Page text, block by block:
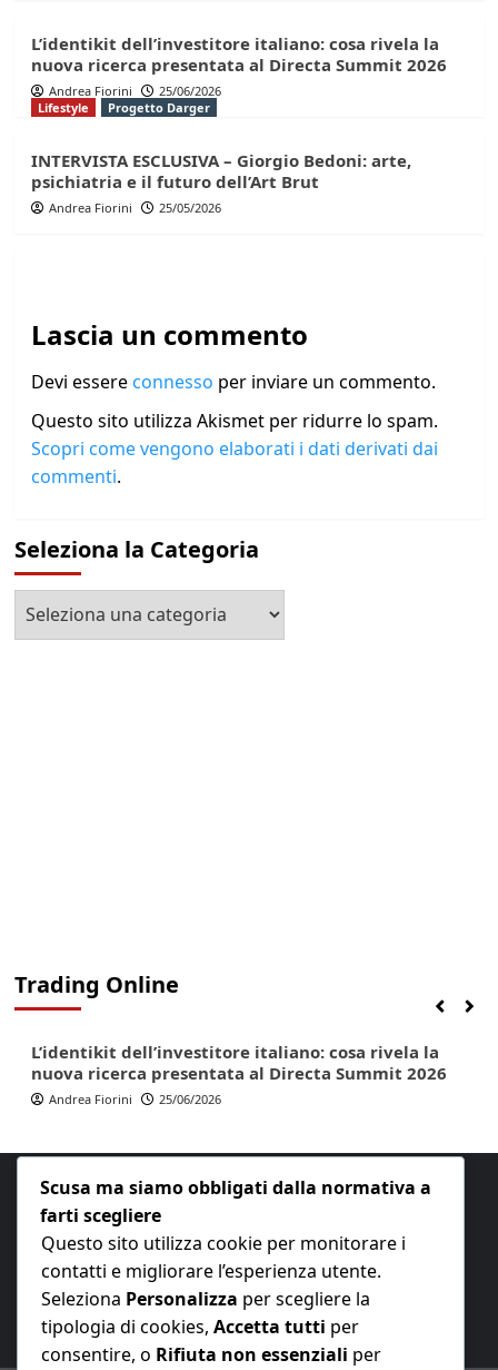
L’identikit dell’investitore italiano: cosa rivela la
nuova ricerca presentata al Directa Summit 2026
Andrea Fiorini
25/06/2026
Lifestyle
Progetto Darger
INTERVISTA ESCLUSIVA – Giorgio Bedoni: arte,
psichiatria e il futuro dell’Art Brut
Andrea Fiorini 25/05/2026
Lascia un commento
Devi essere connesso per inviare un commento.
Questo sito utilizza Akismet per ridurre lo spam.
Scopri come vengono elaborati i dati derivati dai
commenti.
Seleziona la Categoria
Seleziona
Trading Online
Finanza Lifestyle Trading online
L’identikit dell’investitore italiano: cosa rivela la
nuova ricerca presentata al Directa Summit 2026
Andrea Fiorini 25/06/2026
E-mail:redazione@nuovaeconomia.it
Scusa ma siamo obbligati dalla normativa a
farti scegliere
Questo sito utilizza cookie per monitorare i
contatti e migliorare l’esperienza utente.
Seleziona Personalizza per scegliere la
tipologia di cookies, Accetta tutti per
consentire, o Rifiuta non essenziali per